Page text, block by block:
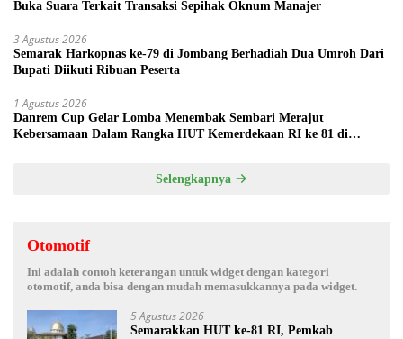
Buka Suara Terkait Transaksi Sepihak Oknum Manajer
3 Agustus 2026
Semarak Harkopnas ke-79 di Jombang Berhadiah Dua Umroh Dari
Bupati Diikuti Ribuan Peserta
1 Agustus 2026
Danrem Cup Gelar Lomba Menembak Sembari Merajut
Kebersamaan Dalam Rangka HUT Kemerdekaan RI ke 81 di
Selengkapnya
Otomotif
Ini adalah contoh keterangan untuk widget dengan kategori
otomotif, anda bisa dengan mudah memasukkannya pada widget.
5 Agustus 2026
Semarakkan HUT ke-81 RI, Pemkab